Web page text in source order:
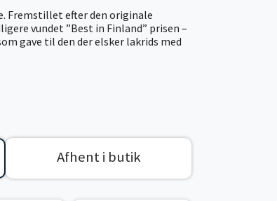
Fremstillet efter den originale
vundet ”Best in Finland” prisen –
gave til den der elsker lakrids med
Afhent i butik